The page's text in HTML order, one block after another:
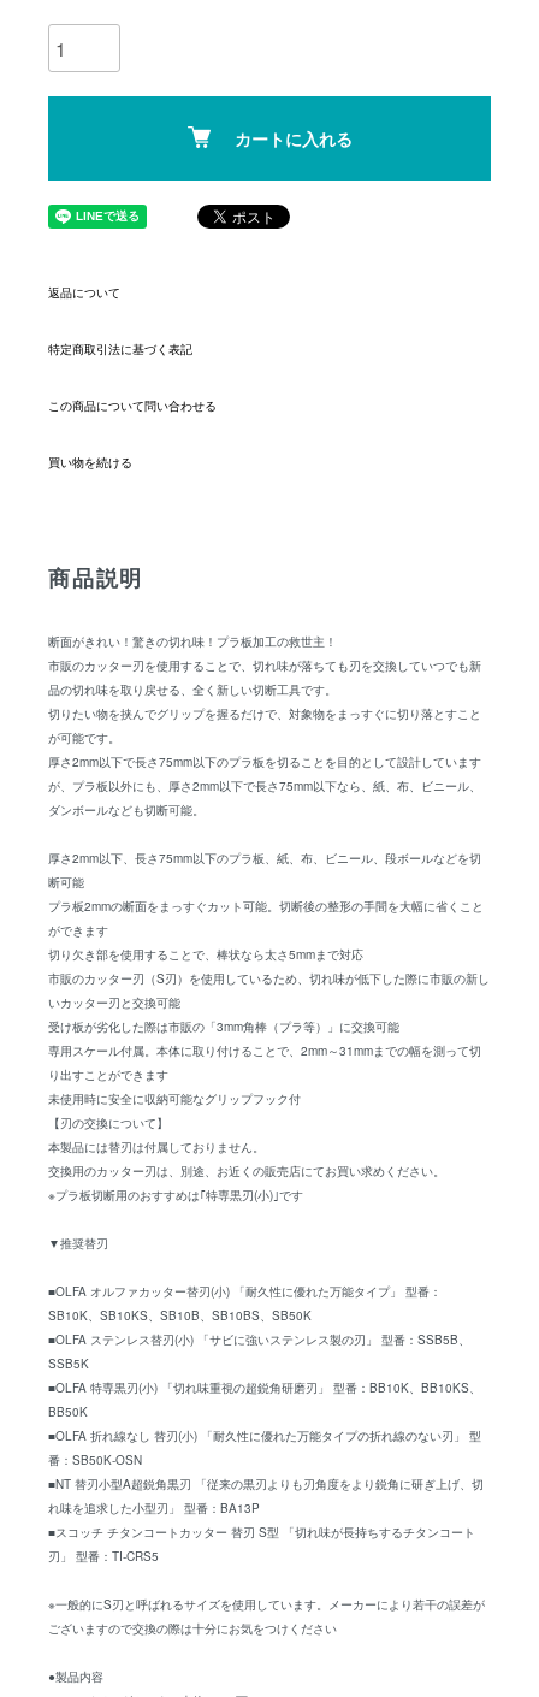
カートに入れる
返品について
特定商取引法に基づく表記
この商品について問い合わせる
買い物を続ける
商品説明
断面がきれい！驚きの切れ味！プラ板加工の救世主！
市販のカッター刃を使用することで、切れ味が落ちても刃を交換していつでも新
品の切れ味を取り戻せる、全く新しい切断工具です。
切りたい物を挟んでグリップを握るだけで、対象物をまっすぐに切り落とすこと
が可能です。
厚さ2mm以下で長さ75mm以下のプラ板を切ることを目的として設計しています
が、プラ板以外にも、厚さ2mm以下で長さ75mm以下なら、紙、布、ビニール、
ダンボールなども切断可能。
厚さ2mm以下、長さ75mm以下のプラ板、紙、布、ビニール、段ボールなどを切
断可能
プラ板2mmの断面をまっすぐカット可能。切断後の整形の手間を大幅に省くこと
ができます
切り欠き部を使用することで、棒状なら太さ5mmまで対応
市販のカッター刃（S刃）を使用しているため、切れ味が低下した際に市販の新し
いカッター刃と交換可能
受け板が劣化した際は市販の「3mm角棒（プラ等）」に交換可能
専用スケール付属。本体に取り付けることで、2mm～31mmまでの幅を測って切
り出すことができます
未使用時に安全に収納可能なグリップフック付
【刃の交換について】
本製品には替刃は付属しておりません。
交換用のカッター刃は、別途、お近くの販売店にてお買い求めください。
※プラ板切断用のおすすめは｢特専黒刃(小)｣です
▼推奨替刃
■OLFA オルファカッター替刃(小) 「耐久性に優れた万能タイプ」 型番：
SB10K、SB10KS、SB10B、SB10BS、SB50K
■OLFA ステンレス替刃(小) 「サビに強いステンレス製の刃」 型番：SSB5B、
SSB5K
■OLFA 特専黒刃(小) 「切れ味重視の超鋭角研磨刃」 型番：BB10K、BB10KS、
BB50K
■OLFA 折れ線なし 替刃(小) 「耐久性に優れた万能タイプの折れ線のない刃」 型
番：SB50K-OSN
■NT 替刃小型A超鋭角黒刃 「従来の黒刃よりも刃角度をより鋭角に研ぎ上げ、切
れ味を追求した小型刃」 型番：BA13P
■スコッチ チタンコートカッター 替刃 S型 「切れ味が長持ちするチタンコート
刃」 型番：TI-CRS5
※一般的にS刃と呼ばれるサイズを使用しています。メーカーにより若干の誤差が
ございますので交換の際は十分にお気をつけください
●製品内容